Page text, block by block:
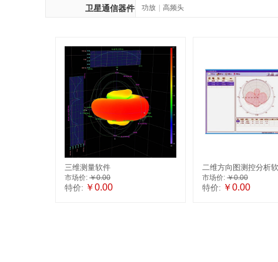
卫星通信器件 功放 高频头
三维测量软件
市场价: ￥0.00
特价: ￥0.00
二维方向图测控分析
市场价: ￥0.00
特价: ￥0.00